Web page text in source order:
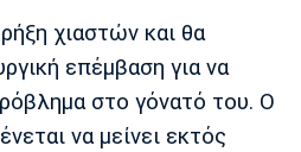
Τσέλσι Άρσεναλ
χιαστών και θα
επέμβαση για να
στο γόνατό του. Ο
να μείνει εκτός